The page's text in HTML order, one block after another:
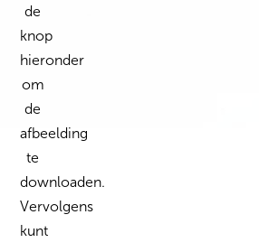
de
knop
hieronder
om
de
afbeelding
te
downloaden.
Vervolgens
kunt